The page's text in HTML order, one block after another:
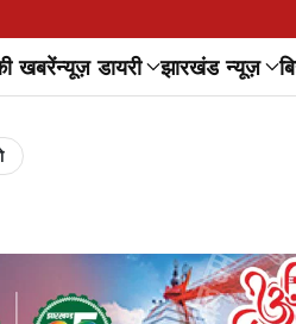
खबरेंन्यूज़ डायरी झारखंड न्यूज़